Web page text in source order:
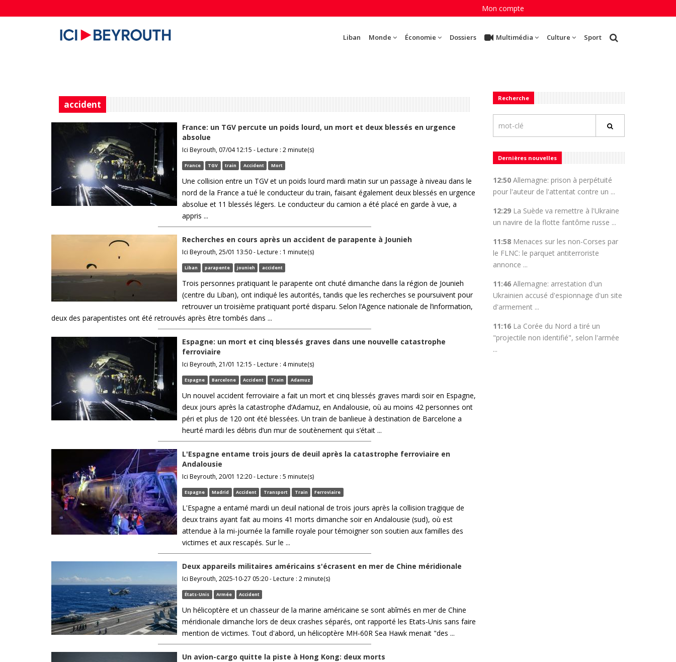
Mon compte
Liban Monde Économie Dossiers Multimédia Culture Sport
accident
France: un TGV percute un poids lourd, un mort et deux blessés en urgence
absolue
Ici Beyrouth, 07/04 12:15 - Lecture : 2 minute(s)
France TGV train Accident Mort
Une collision entre un TGV et un poids lourd mardi matin sur un passage à niveau dans le
nord de la France a tué le conducteur du train, faisant également deux blessés en urgence
absolue et 11 blessés légers. Le conducteur du camion a été placé en garde à vue, a
appris ...
Recherches en cours après un accident de parapente à Jounieh
Ici Beyrouth, 25/01 13:50 - Lecture : 1 minute(s)
Liban parapente jounieh accident
Trois personnes pratiquant le parapente ont chuté dimanche dans la région de Jounieh
(centre du Liban), ont indiqué les autorités, tandis que les recherches se poursuivent pour
retrouver un troisième pratiquant porté disparu. Selon l’Agence nationale de l’information,
deux des parapentistes ont été retrouvés après être tombés dans ...
Espagne: un mort et cinq blessés graves dans une nouvelle catastrophe
ferroviaire
Ici Beyrouth, 21/01 12:15 - Lecture : 4 minute(s)
Espagne Barcelone Accident Train Adamuz
Un nouvel accident ferroviaire a fait un mort et cinq blessés graves mardi soir en Espagne,
deux jours après la catastrophe d’Adamuz, en Andalousie, où au moins 42 personnes ont
péri et plus de 120 ont été blessées. Un train de banlieue à destination de Barcelone a
heurté mardi les débris d’un mur de soutènement qui s’était ...
L'Espagne entame trois jours de deuil après la catastrophe ferroviaire en
Andalousie
Ici Beyrouth, 20/01 12:20 - Lecture : 5 minute(s)
Espagne Madrid Accident Transport Train Ferroviaire
L'Espagne a entamé mardi un deuil national de trois jours après la collision tragique de
deux trains ayant fait au moins 41 morts dimanche soir en Andalousie (sud), où est
attendue à la mi-journée la famille royale pour témoigner son soutien aux familles des
victimes et aux rescapés. Sur le ...
Deux appareils militaires américains s'écrasent en mer de Chine méridionale
Ici Beyrouth, 2025-10-27 05:20 - Lecture : 2 minute(s)
États-Unis Armée Accident
Un hélicoptère et un chasseur de la marine américaine se sont abîmés en mer de Chine
méridionale dimanche lors de deux crashes séparés, ont rapporté les Etats-Unis sans faire
mention de victimes. Tout d'abord, un hélicoptère MH-60R Sea Hawk menait "des ...
Un avion-cargo quitte la piste à Hong Kong: deux morts
Recherche
Dernières nouvelles
12:50 Allemagne: prison à perpétuité
pour l'auteur de l'attentat contre un ...
12:29 La Suède va remettre à l'Ukraine
un navire de la flotte fantôme russe ...
11:58 Menaces sur les non-Corses par
le FLNC: le parquet antiterroriste
annonce ...
11:46 Allemagne: arrestation d'un
Ukrainien accusé d'espionnage d'un site
d'armement ...
11:16 La Corée du Nord a tiré un
"projectile non identifié", selon l'armée
...